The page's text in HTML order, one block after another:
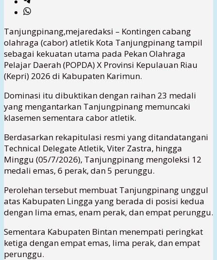
Tanjungpinang,mejaredaksi – Kontingen cabang
olahraga (cabor) atletik Kota Tanjungpinang tampil
sebagai kekuatan utama pada Pekan Olahraga
Pelajar Daerah (POPDA) X Provinsi Kepulauan Riau
(Kepri) 2026 di Kabupaten Karimun.
Dominasi itu dibuktikan dengan raihan 23 medali
yang mengantarkan Tanjungpinang memuncaki
klasemen sementara cabor atletik.
Berdasarkan rekapitulasi resmi yang ditandatangani
Technical Delegate Atletik, Viter Zastra, hingga
Minggu (05/7/2026), Tanjungpinang mengoleksi 12
medali emas, 6 perak, dan 5 perunggu.
Perolehan tersebut membuat Tanjungpinang unggul
atas Kabupaten Lingga yang berada di posisi kedua
dengan lima emas, enam perak, dan empat perunggu.
Sementara Kabupaten Bintan menempati peringkat
ketiga dengan empat emas, lima perak, dan empat
perunggu.